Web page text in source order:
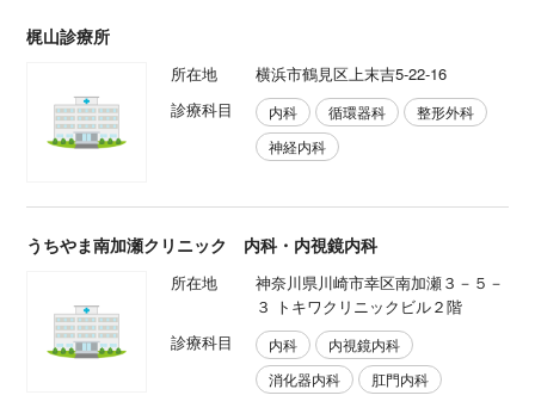
梶山診療所
所在地
横浜市鶴見区上末吉5-22-16
診療科目
内科 循環器科
整形外科
神経内科
うちやま南加瀬クリニック 内科・内視鏡内科
所在地
神奈川県川崎市幸区南加瀬３－５－
３ トキワクリニックビル２階
診療科目
内科
内視鏡内科
消化器内科
肛門内科